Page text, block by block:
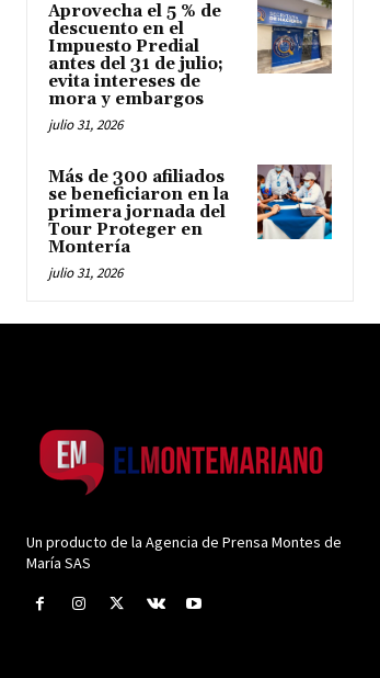
Aprovecha el 5 % de
descuento en el
Impuesto Predial
antes del 31 de julio;
evita intereses de
mora y embargos
julio 31, 2026
Más de 300 afiliados
se beneficiaron en la
primera jornada del
Tour Proteger en
Montería
julio 31, 2026
Un producto de la Agencia de Prensa Montes de
María SAS